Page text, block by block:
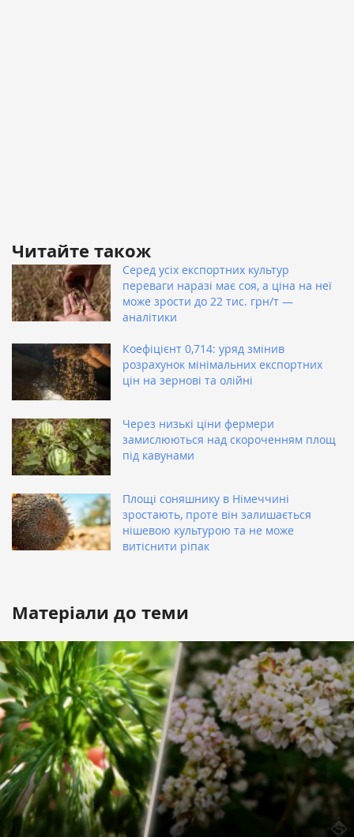
Читайте також
Серед усіх експортних культур
переваги наразі має соя, а ціна на неї
може зрости до 22 тис. грн/т —
аналітики
Коефіцієнт 0,714: уряд змінив
розрахунок мінімальних експортних
цін на зернові та олійні
Через низькі ціни фермери
замислюються над скороченням площ
під кавунами
Площі соняшнику в Німеччині
зростають, проте він залишається
нішевою культурою та не може
витіснити ріпак
Матеріали до теми